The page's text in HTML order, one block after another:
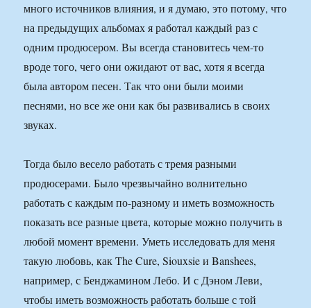
много источников влияния, и я думаю, это потому, что
на предыдущих альбомах я работал каждый раз с
одним продюсером. Вы всегда становитесь чем-то
вроде того, чего они ожидают от вас, хотя я всегда
была автором песен. Так что они были моими
песнями, но все же они как бы развивались в своих
звуках.
Тогда было весело работать с тремя разными
продюсерами. Было чрезвычайно волнительно
работать с каждым по-разному и иметь возможность
показать все разные цвета, которые можно получить в
любой момент времени. Уметь исследовать для меня
такую любовь, как The Cure, Siouxsie и Banshees,
например, с Бенджамином Лебо. И с Дэном Леви,
чтобы иметь возможность работать больше с той